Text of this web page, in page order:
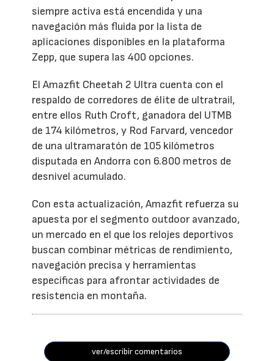
siempre activa está encendida y una
navegación más fluida por la lista de
aplicaciones disponibles en la plataforma
Zepp, que supera las 400 opciones.
El Amazfit Cheetah 2 Ultra cuenta con el
respaldo de corredores de élite de ultratrail,
entre ellos Ruth Croft, ganadora del UTMB
de 174 kilómetros, y Rod Farvard, vencedor
de una ultramaratón de 105 kilómetros
disputada en Andorra con 6.800 metros de
desnivel acumulado.
Con esta actualización, Amazfit refuerza su
apuesta por el segmento outdoor avanzado,
un mercado en el que los relojes deportivos
buscan combinar métricas de rendimiento,
navegación precisa y herramientas
específicas para afrontar actividades de
resistencia en montaña.
ver/escribir comentarios